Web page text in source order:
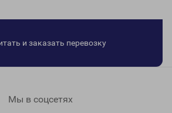
и заказать перевозку
Мы в соцсетях